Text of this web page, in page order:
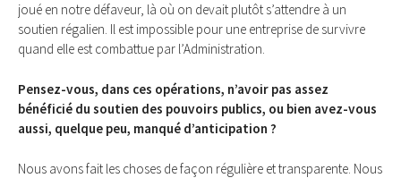
joué en notre défaveur, là où on devait plutôt s’attendre à un
soutien régalien. Il est impossible pour une entreprise de survivre
quand elle est combattue par l’Adminis­tration.
Pensez-vous, dans ces opérations, n’avoir pas assez
bénéficié du soutien des pouvoirs publics, ou bien avez-vous
aussi, quelque peu, manqué d’anticipation ?
Nous avons fait les choses de façon régulière et transparente. Nous